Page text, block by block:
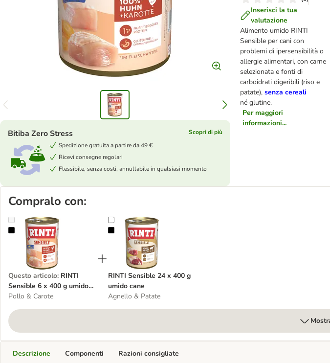
Inserisci la tua
valutazione
Alimento umido RINTI
Sensible per cani con
problemi di ipersensibilità o
allergie alimentari, con carne
selezionata e fonti di
carboidrati digeribili (riso e
patate), senza cereali
né glutine.
Per maggiori
informazioni...
Bitiba Zero Stress
Scopri di più
Spedizione gratuita a partire da 49 €
Ricevi consegne regolari
Flessibile, senza costi, annullabile in qualsiasi momento
Compralo con:
RINTI Sensible 6 x 400 g umido cane
Questo articolo: RINTI
Sensible 6 x 400 g umido
cane
Pollo & Carote
RINTI Sensible 24 x 400 g umido cane
RINTI Sensible 24 x 400 g
umido cane
Agnello & Patate
Descrizione Componenti Razioni consigliate